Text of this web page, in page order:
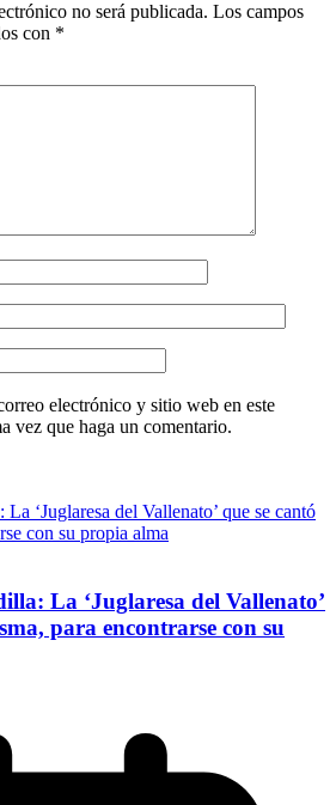
no será publicada. Los campos
con *
electrónico y sitio web en este
vez que haga un comentario.
La ‘Juglaresa del Vallenato’
para encontrarse con su